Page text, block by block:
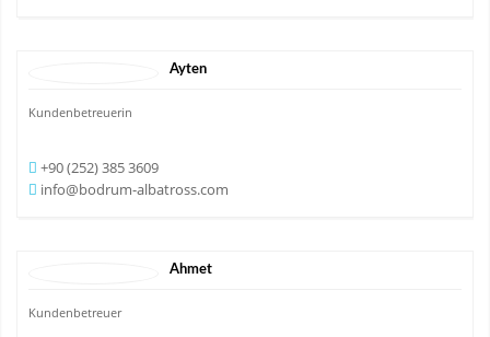
Ayten
Kundenbetreuerin
+90 (252) 385 3609
info@bodrum-albatross.com
Ahmet
Kundenbetreuer